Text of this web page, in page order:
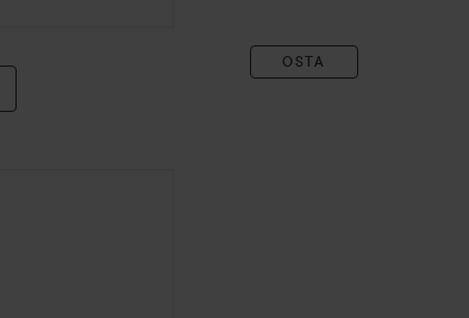
OSTA